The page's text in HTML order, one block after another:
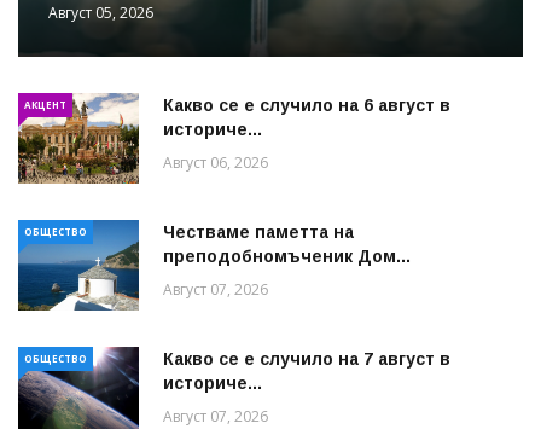
Август 05, 2026
АКЦЕНТ
Какво се е случило на 6 август в
историче...
Август 06, 2026
ОБЩЕСТВО
Честваме паметта на
преподобномъченик Дом...
Август 07, 2026
ОБЩЕСТВО
Какво се е случило на 7 август в
историче...
Август 07, 2026